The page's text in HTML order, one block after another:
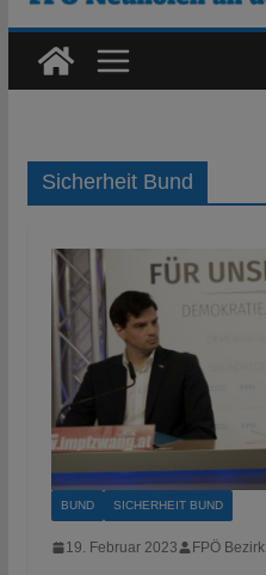
Sicherheit Bund
BUND SICHERHEIT BUND
19. Februar 2023 FPÖ Bezirk